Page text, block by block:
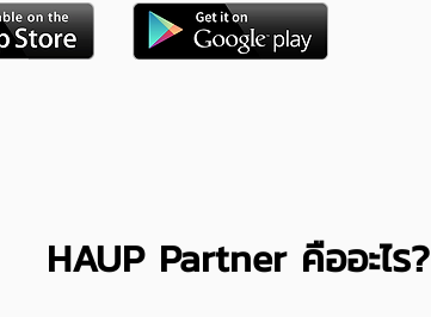
HAUP Partner คืออะไร​?